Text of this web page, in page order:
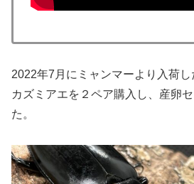
2022年7月にミャンマーより入荷し
カズミアエを２ペア購入し、産卵
た。